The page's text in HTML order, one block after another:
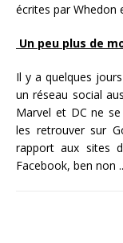
écrites par Whedon
Un peu plus de
Il y a quelques
un réseau social
Marvel et DC ne
les retrouver sur
rapport aux sites
Facebook, ben non